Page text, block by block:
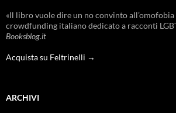
«Il libro vuole dire un no convinto
crowdfunding italiano dedicato a racconti
Booksblog.it
Acquista su Feltrinelli →
ARCHIVI